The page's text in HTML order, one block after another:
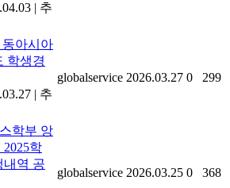
| 추
아시아
학생경
| 추
globalservice 2026.03.27 0 299
학부 앙
학
내역 공
globalservice 2026.03.25 0 368